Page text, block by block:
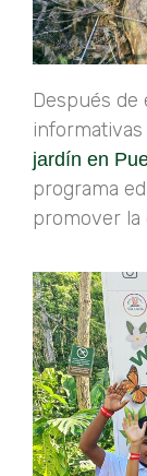
Después de
jardín en
programa
promover la